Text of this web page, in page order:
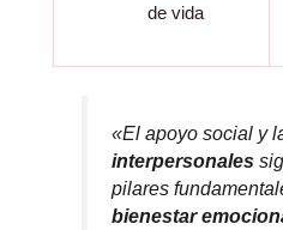
de vida
«El apoyo social y
interpersonales
pilares
bienestar